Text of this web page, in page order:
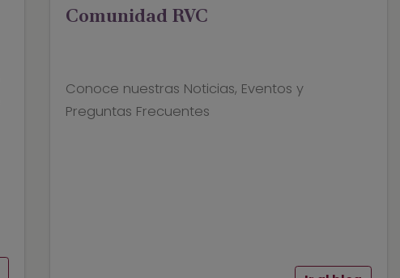
Comunidad RVC
Conoce nuestras Noticias, Eventos y
Preguntas Frecuentes